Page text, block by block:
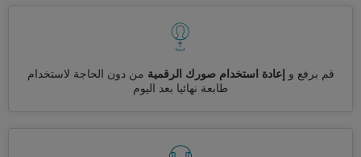
قم برفع و إعادة استخدام صورك الرقمية من دون الحاجة لاستخدام
طابعة نهائيا بعد اليوم